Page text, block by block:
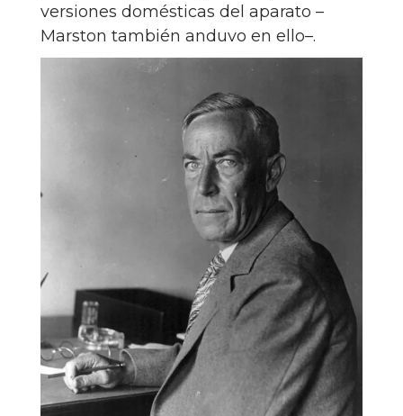
versiones domésticas del aparato –
Marston también anduvo en ello–.